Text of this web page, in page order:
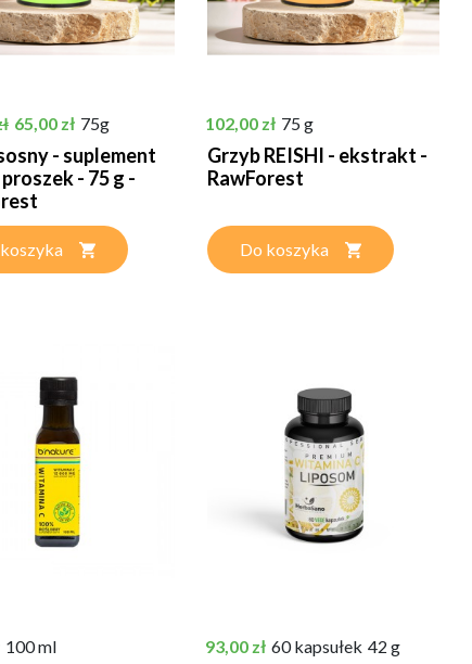
Cena
65,00 zł 75g
- suplement
- 75 g -
Cena
102,00 zł 75 g
Grzyb REISHI - ekstrakt -
RawForest
Do koszyka
100 ml Cena
93,00 zł 60 kapsułek 42 g